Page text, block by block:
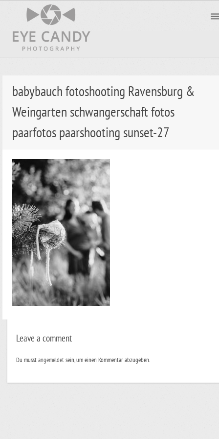
babybauch fotoshooting Ravensburg &
Weingarten schwangerschaft fotos
paarfotos paarshooting sunset-27
Leave a comment
Du musstangemeldetsein, um einen Kommentar abzugeben.